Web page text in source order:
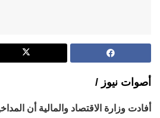
أصوات نيوز /